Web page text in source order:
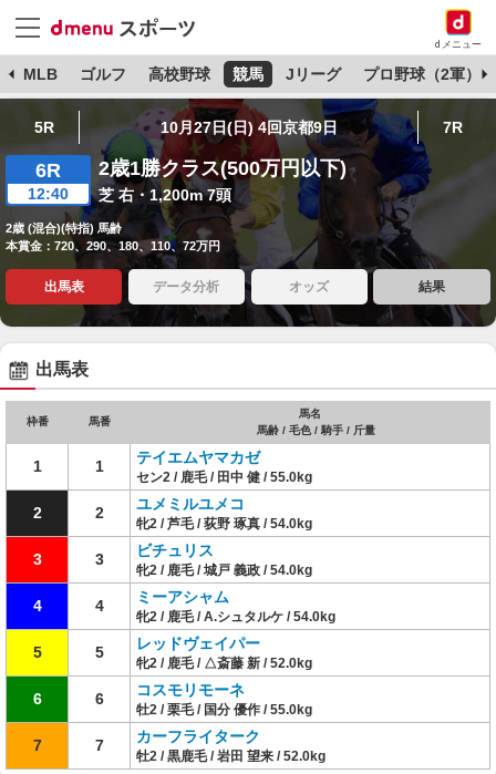
dメニュー
MLB ゴルフ 高校野球 競馬 Jリーグ プロ野球（2軍）
5R 10月27日(日) 4回京都9日 7R
6R
12:40
2歳1勝クラス(500万円以下)
芝 右・1,200m 7頭
2歳 (混合)(特指) 馬齢
本賞金：720、290、180、110、72万円
出馬表 データ分析 オッズ 結果
出馬表
枠番 馬番
馬名
馬齢 / 毛色 / 騎手 / 斤量
1 1 テイエムヤマカゼ
セン2 / 鹿毛 / 田中 健 / 55.0kg
2 2 ユメミルユメコ
牝2 / 芦毛 / 荻野 琢真 / 54.0kg
3 3 ビチュリス
牝2 / 鹿毛 / 城戸 義政 / 54.0kg
4 4 ミーアシャム
牝2 / 鹿毛 / A.シュタルケ / 54.0kg
5 5 レッドヴェイパー
牝2 / 鹿毛 / △斎藤 新 / 52.0kg
6 6 コスモリモーネ
牡2 / 栗毛 / 国分 優作 / 55.0kg
7 7 カーフライターク
牡2 / 黒鹿毛 / 岩田 望来 / 52.0kg